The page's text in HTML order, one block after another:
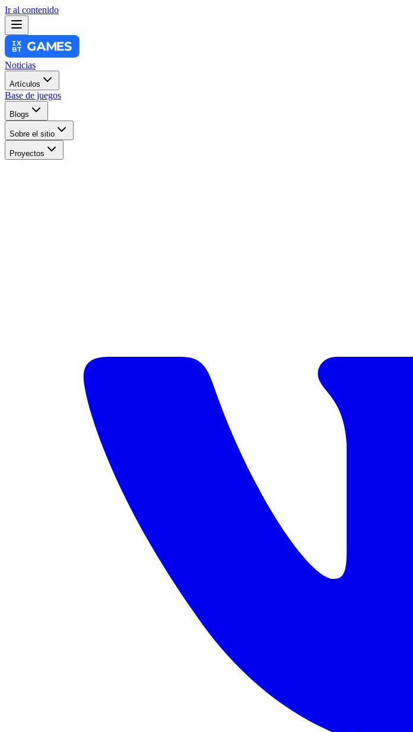
Ir al contenido
Noticias
Artículos
Base de juegos
Blogs
Sobre el sitio
Proyectos